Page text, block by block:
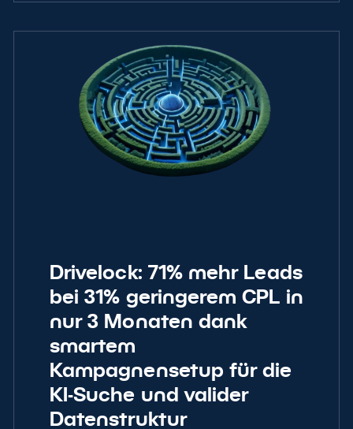
Drivelock: 71% mehr Leads
bei 31% geringerem CPL in
nur 3 Monaten dank
smartem
Kampagnensetup für die
KI-Suche und valider
Datenstruktur